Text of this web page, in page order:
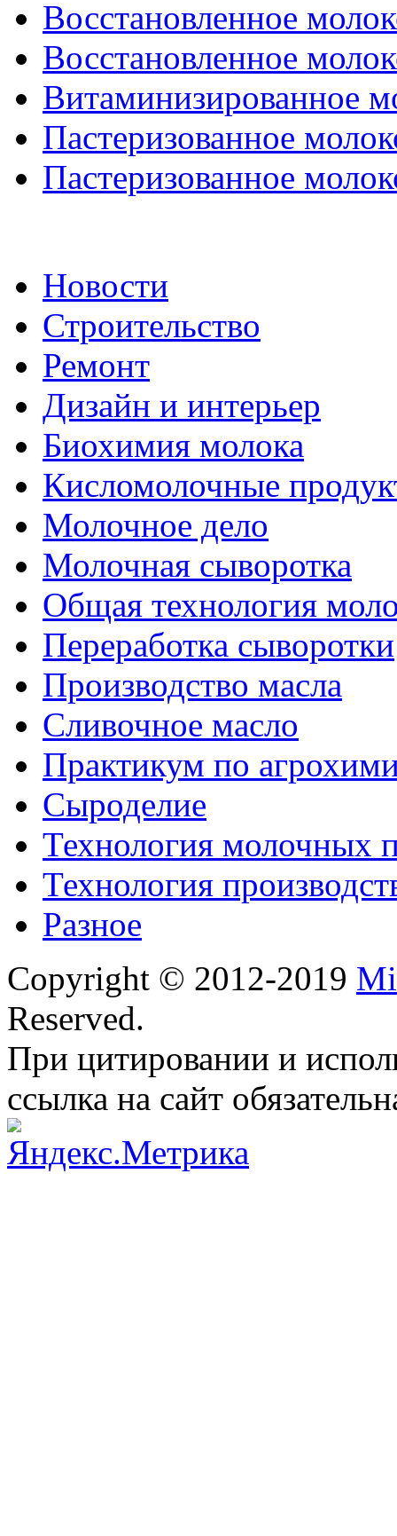
Восстановленное
Восстановленное
Витаминизированное
Пастеризованное
Пастеризованное
Новости
Строительство
Ремонт
Дизайн и интерьер
Биохимия молока
Кисломолочные
Молочное дело
Молочная сыворотка
Общая технология
Переработка сыворотки
Производство масла
Сливочное масло
Практикум по
Сыроделие
Технология молочных
Технология
Разное
Copyright © 2012-2019
Reserved.
При цитировании и
ссылка на сайт